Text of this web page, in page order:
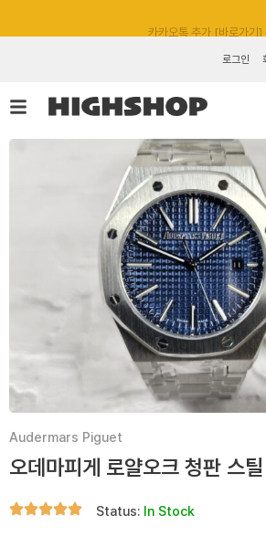
건
너
뛰
로그인
Audermars Piguet
오데마피게 로얄오크 청판 스
Status: In Stock